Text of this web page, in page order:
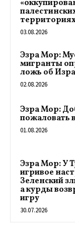
03.08.2026
Эзра Мор:
мигранты
ложь об
02.08.2026
Эзра Мор:
пожаловать
01.08.2026
Эзра Мор: У
игривое
Зеленский
а курды
игру
30.07.2026